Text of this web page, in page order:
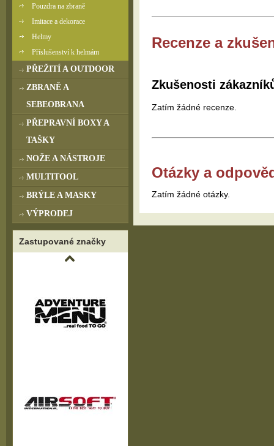
Recenze a
Zkušenosti
Zatím žádné recenze.
Otázky a
Zatím žádné otázky.
Pouzdra na zbraně
Imitace a dekorace
Helmy
Příslušenství k helmám
PŘEŽITÍ A OUTDOOR
ZBRANĚ A
SEBEOBRANA
PŘEPRAVNÍ BOXY A
TAŠKY
NOŽE A NÁSTROJE
MULTITOOL
BRÝLE A MASKY
VÝPRODEJ
Zastupované značky